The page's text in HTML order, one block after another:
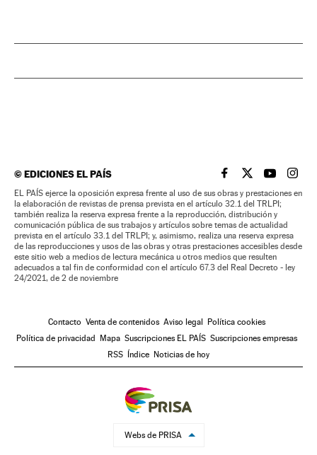
©EDICIONES EL PAÍS EL PAÍS BRASIL EN
EL PAÍSEL PAÍS
EL
EL PAÍS ejerce la oposición expresa frente al uso de sus obras y prestaciones en
la elaboración de revistas de prensa prevista en el artículo 32.1 del TRLPI;
también realiza la reserva expresa frente a la reproducción, distribución y
comunicación pública de sus trabajos y artículos sobre temas de actualidad
prevista en el artículo 33.1 del TRLPI; y, asimismo, realiza una reserva expresa
de las reproducciones y usos de las obras y otras prestaciones accesibles desde
este sitio web a medios de lectura mecánica u otros medios que resulten
adecuados a tal fin de conformidad con el artículo 67.3 del Real Decreto - ley
24/2021, de 2 de noviembre
Contacto Venta de contenidos Aviso legal Política cookies
Política de privacidad Mapa Suscripciones EL PAÍS Suscripciones empresas
RSS Índice Noticias de hoy
Webs de PRISA